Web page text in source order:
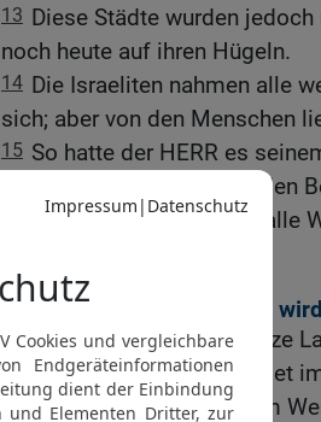
13 Diese Städte wurden
noch heute auf ihren Hügeln.
14 Die Israeliten nahmen alle
sich; aber von den Menschen
15 So hatte der HERR es
befohlen und Mose hatte den
Josua hielt sich genau an alle
Die Eroberung des Landes
16 Josua eroberte das ganze
Bergland, das Steppengebiet
Goschen, das Hügelland im